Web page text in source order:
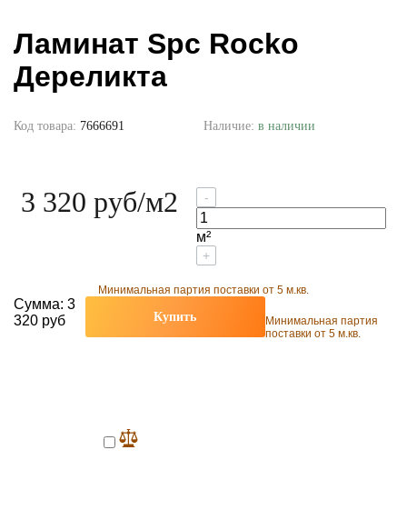
Ламинат Spc Rocko
Дереликта
Код товара: 7666691 Наличие: в наличии
3 320 руб/м2 -
м²
+
Минимальная партия поставки от 5 м.кв.
Сумма: 3
320 руб
Купить
Минимальная партия
поставки от 5 м.кв.